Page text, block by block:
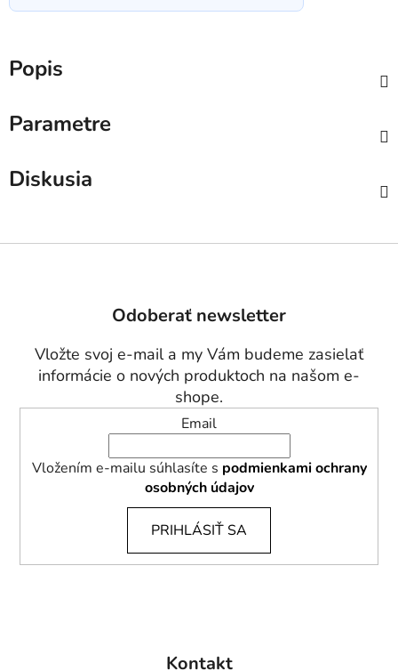
Popis
Parametre
Diskusia
Odoberať newsletter
Vložte svoj e-mail a my Vám budeme zasielať
informácie o nových produktoch na našom e-
shope.
Email
Vložením e-mailu súhlasíte s podmienkami ochrany
osobných údajov
PRIHLÁSIŤ SA
Kontakt